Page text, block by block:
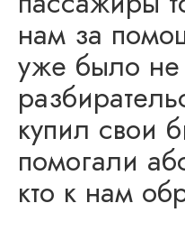
нам за
уже было
купил свои
помогали
кто к нам